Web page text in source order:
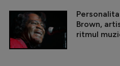
Brown,
ritmul